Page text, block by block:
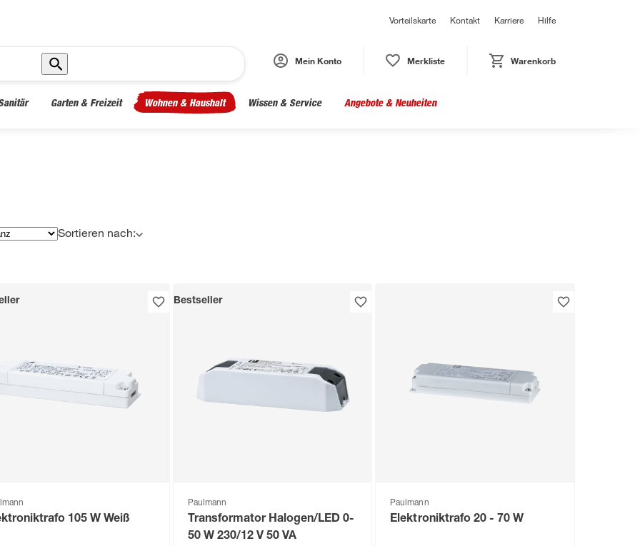
Vorteilskarte Kontakt Karriere Hilfe
Mein Konto Merkliste Warenkorb
Garten & Freizeit Wohnen & Haushalt Wissen & Service Angebote & Neuheiten
Sortieren nach:
105 W Weiß
Bestseller
Paulmann
Transformator Halogen/LED 0-
50 W 230/12 V 50 VA
Paulmann
Elektroniktrafo 20 - 70 W